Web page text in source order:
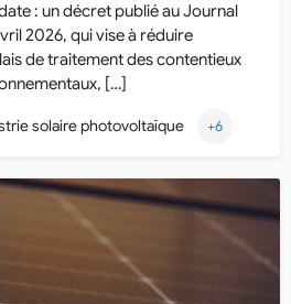
: un décret publié au Journal
2026, qui vise à réduire
de traitement des contentieux
[…]
solaire photovoltaïque +6